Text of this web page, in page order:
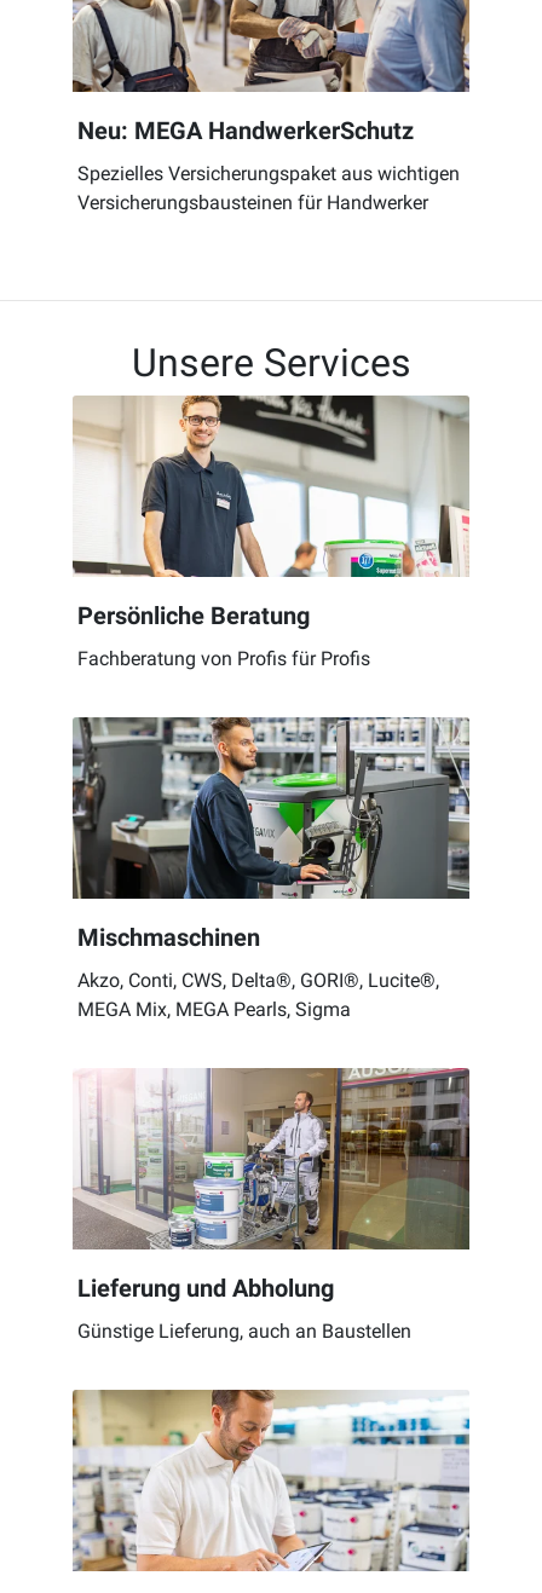
Neu: MEGA HandwerkerSchutz
Spezielles Versicherungspaket aus wichtigen
Versicherungsbausteinen für Handwerker
Unsere Services
Persönliche Beratung
Fachberatung von Profis für Profis
Mischmaschinen
Akzo, Conti, CWS, Delta®, GORI®, Lucite®,
MEGA Mix, MEGA Pearls, Sigma
Lieferung und Abholung
Günstige Lieferung, auch an Baustellen